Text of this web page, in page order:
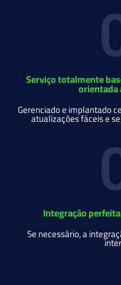
Serviço totalmente
orientada
Gerenciado e implantado
atualizações fáceis e
Integração
Se necessário, a